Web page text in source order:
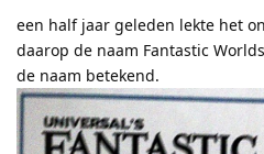
een half jaar geleden lekte het
daarop de naam Fantastic
de naam betekend.